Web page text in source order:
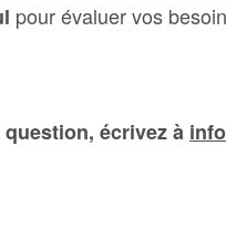
pour évaluer vos
écrivez à